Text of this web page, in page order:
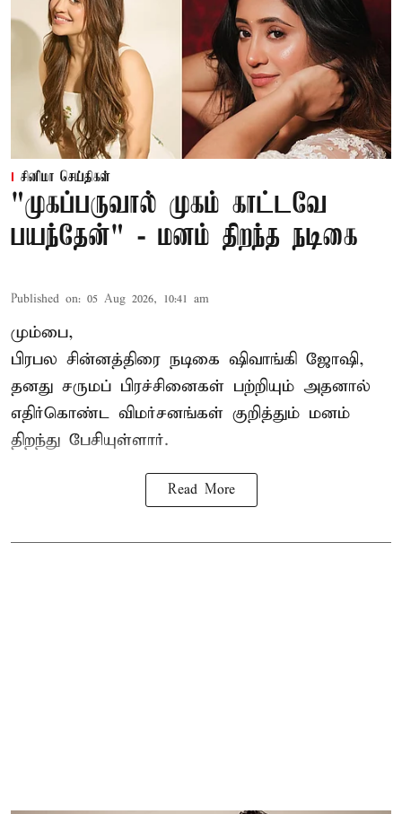
சினிமா செய்திகள்
"முகப்பருவால் முகம் காட்டவே
பயந்தேன்" - மனம் திறந்த நடிகை
Published on: 05 Aug 2026, 10:41 am
மும்பை,
பிரபல சின்னத்திரை நடிகை ஷிவாங்கி ஜோஷி,
தனது சருமப் பிரச்சினைகள் பற்றியும் அதனால்
எதிர்கொண்ட விமர்சனங்கள் குறித்தும் மனம்
திறந்து பேசியுள்ளார்.
Read More